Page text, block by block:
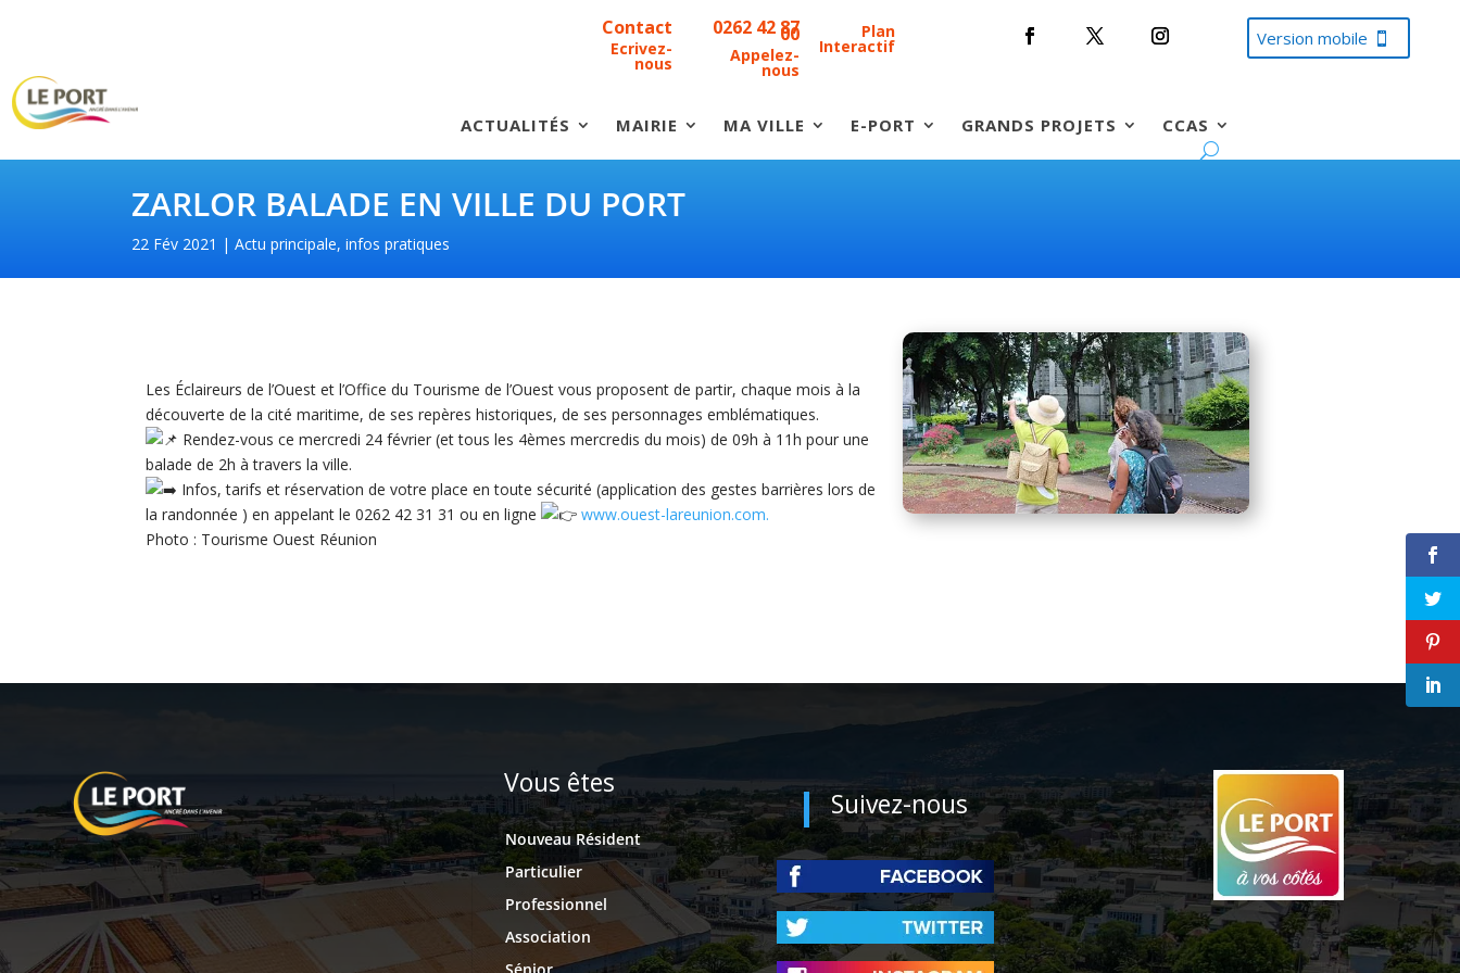
Contact
Ecrivez-
nous
0262 42 87
00
Appelez-
nous
Plan
Interactif Version mobile
ACTUALITÉS MAIRIE MA VILLE E-PORT GRANDS PROJETS CCAS
ZARLOR BALADE EN VILLE DU PORT
22 Fév 2021 Actu principale, infos pratiques
Les Éclaireurs de l’Ouest et l’Office du Tourisme de l’Ouest vous proposent de partir, chaque mois à la
découverte de la cité maritime, de ses repères historiques, de ses personnages emblématiques.
Rendez-vous ce mercredi 24 février (et tous les 4èmes mercredis du mois) de 09h à 11h pour une
balade de 2h à travers la ville.
Infos, tarifs et réservation de votre place en toute sécurité (application des gestes barrières lors de
la randonnée ) en appelant le 0262 42 31 31 ou en ligne
www.ouest-lareunion.com.
Photo : Tourisme Ouest Réunion
Vous êtes
Nouveau Résident
Particulier
Professionnel
Association
Sénior
Suivez-nous